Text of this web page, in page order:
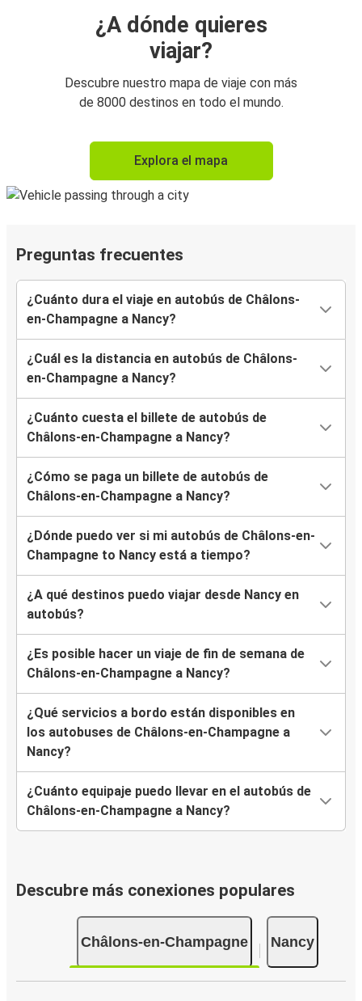
¿A dónde quieres
viajar?
Descubre nuestro mapa de viaje con más
de 8000 destinos en todo el mundo.
Explora el mapa
Preguntas frecuentes
¿Cuánto dura el viaje en autobús de Châlons-
en-Champagne a Nancy?
¿Cuál es la distancia en autobús de Châlons-
en-Champagne a Nancy?
¿Cuánto cuesta el billete de autobús de
Châlons-en-Champagne a Nancy?
¿Cómo se paga un billete de autobús de
Châlons-en-Champagne a Nancy?
¿Dónde puedo ver si mi autobús de Châlons-en-
Champagne to Nancy está a tiempo?
¿A qué destinos puedo viajar desde Nancy en
autobús?
¿Es posible hacer un viaje de fin de semana de
Châlons-en-Champagne a Nancy?
¿Qué servicios a bordo están disponibles en
los autobuses de Châlons-en-Champagne a
Nancy?
¿Cuánto equipaje puedo llevar en el autobús de
Châlons-en-Champagne a Nancy?
Descubre más conexiones populares
Châlons-en-Champagne Nancy